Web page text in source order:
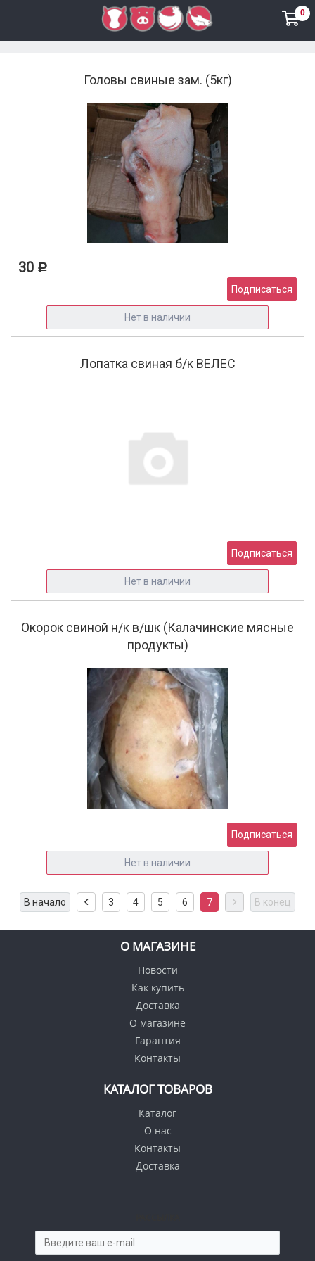
0
Свинина
Головы свиные зам. (5кг)
30 Р
Подписаться
Нет в наличии
Лопатка свиная б/к ВЕЛЕС
Подписаться
Нет в наличии
Окорок свиной н/к в/шк (Калачинские мясные
продукты)
Подписаться
Нет в наличии
В начало 3 4 5 6 7 В конец
О МАГАЗИНЕ
Новости
Как купить
Доставка
О магазине
Гарантия
Контакты
КАТАЛОГ ТОВАРОВ
Каталог
О нас
Контакты
Доставка